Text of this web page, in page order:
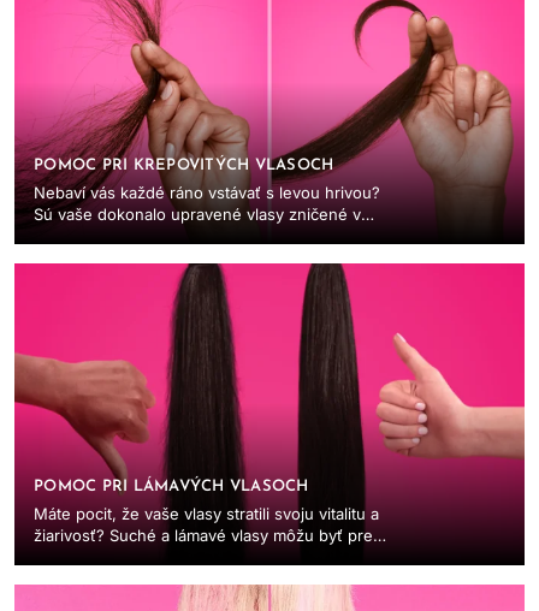
POMOC PRI KREPOVITÝCH VLASOCH
Nebaví vás každé ráno vstávať s levou hrivou?
Sú vaše dokonalo upravené vlasy zničené v
POMOC PRI LÁMAVÝCH VLASOCH
Máte pocit, že vaše vlasy stratili svoju vitalitu a
žiarivosť? Suché a lámavé vlasy môžu byť pre